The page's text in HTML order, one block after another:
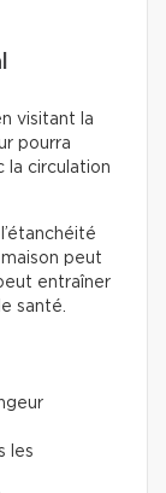
visitant la
pourra
la circulation
peut
entraîner
santé.
les